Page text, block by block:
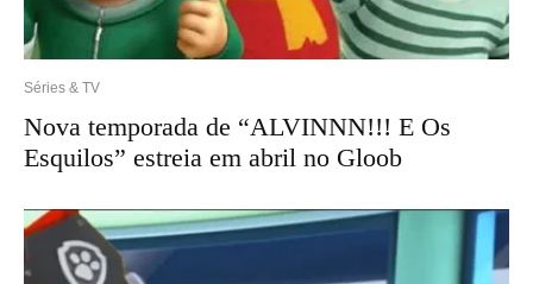
Séries & TV
Nova temporada de “ALVINNN!!! E Os
Esquilos” estreia em abril no Gloob